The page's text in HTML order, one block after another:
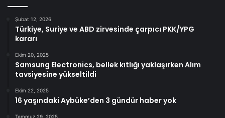
Şubat 12, 2026
Türkiye, Suriye ve ABD zirvesinde çarpıcı PKK/YPG
kararı
Ekim 20, 2025
Samsung Electronics, bellek kıtlığı yaklaşırken Alım
tavsiyesine yükseltildi
Ekim 22, 2025
16 yaşındaki Aybüke’den 3 gündür haber yok
Temmuz 29, 2025